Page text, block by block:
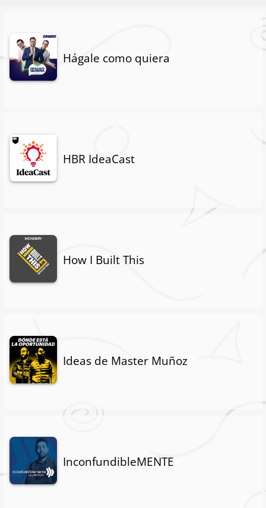
Hágale como quiera
HBR IdeaCast
How I Built This
Ideas de Master Muñoz
InconfundibleMENTE